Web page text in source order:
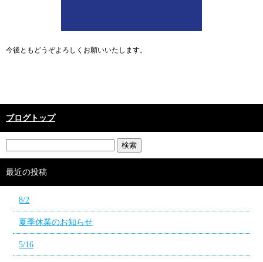
今後ともどうぞよろしくお願いいたします。
ブログトップ
最近の投稿
8/2
夏季休業のお知らせ
5/16